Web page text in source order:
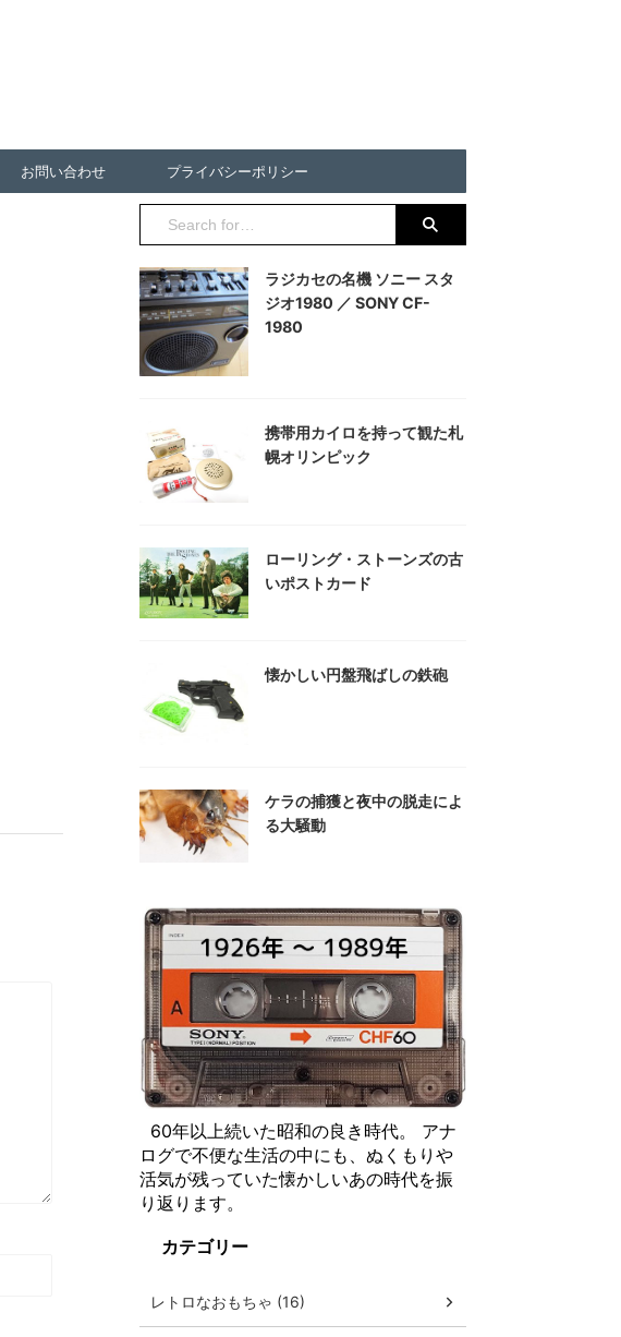
お問い合わせ プライバシーポリシー
ラジカセの名機 ソニー スタ
ジオ1980 ／ SONY CF-
1980
携帯用カイロを持って観た札
幌オリンピック
ローリング・ストーンズの古
いポストカード
懐かしい円盤飛ばしの鉄砲
ケラの捕獲と夜中の脱走によ
る大騒動
60年以上続いた昭和の良き時代。 アナ
ログで不便な生活の中にも、ぬくもりや
活気が残っていた懐かしいあの時代を振
り返ります。
カテゴリー
レトロなおもちゃ (16)